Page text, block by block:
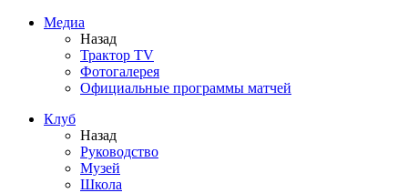
Медиа
Назад
Трактор TV
Фотогалерея
Официальные программы матчей
Клуб
Назад
Руководство
Музей
Школа